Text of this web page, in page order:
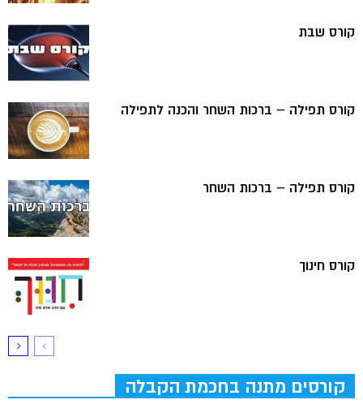
קורס שבת
קורס תפילה – ברכות השחר והכנה לתפילה
קורס תפילה – ברכות השחר
קורס חינוך
קורסים מתנה בחכמת הקבלה